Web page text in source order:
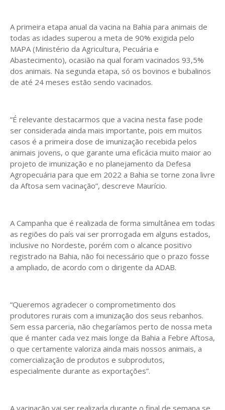
A primeira etapa anual da vacina na Bahia para animais de
todas as idades superou a meta de 90% exigida pelo
MAPA (Ministério da Agricultura, Pecuária e
Abastecimento), ocasião na qual foram vacinados 93,5%
dos animais. Na segunda etapa, só os bovinos e bubalinos
de até 24 meses estão sendo vacinados.
“É relevante destacarmos que a vacina nesta fase pode
ser considerada ainda mais importante, pois em muitos
casos é a primeira dose de imunização recebida pelos
animais jovens, o que garante uma eficácia muito maior ao
projeto de imunização e no planejamento da Defesa
Agropecuária para que em 2022 a Bahia se torne zona livre
da Aftosa sem vacinação”, descreve Maurício.
A Campanha que é realizada de forma simultânea em todas
as regiões do país vai ser prorrogada em alguns estados,
inclusive no Nordeste, porém com o alcance positivo
registrado na Bahia, não foi necessário que o prazo fosse
a ampliado, de acordo com o dirigente da ADAB.
“Queremos agradecer o comprometimento dos
produtores rurais com a imunização dos seus rebanhos.
Sem essa parceria, não chegaríamos perto de nossa meta
que é manter cada vez mais longe da Bahia a Febre Aftosa,
o que certamente valoriza ainda mais nossos animais, a
comercialização de produtos e subprodutos,
especialmente durante as exportações”.
A vacinação vai ser realizada durante o final de semana se